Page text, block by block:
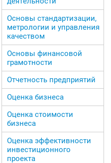
Основы стандартизации,
метрологии и управления
качеством
Основы финансовой
грамотности
Отчетность предприятий
Оценка бизнеса
Оценка стоимости
бизнеса
Оценка эффективности
инвестиционного
проекта